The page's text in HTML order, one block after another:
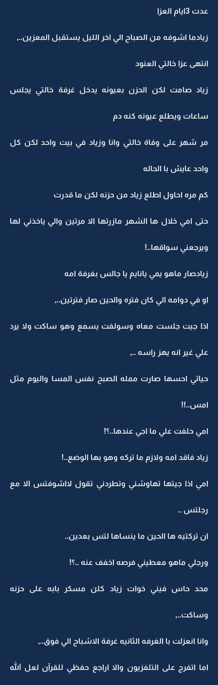
عدت 3ايام العزا
زيادما اشوفه من الصباح الي اخر الليل يستقبل المعزين..,
انتهى عزا خالتي العنود
زياد صامت لكن الحزن بعيونه يدخل غرفة خالتي يجلس
ساعات ويطلع عيونه كنه دم
مر شهر على وفاة خالتي وانا وزياد في بيت واحد لكن كل
واحد عايش با الحاله
كم مره احاول اطلع زياد من حزنه لكن ما قدرت
حتى امي خلال ها الشهر مازرتها الا مرتين والي ياخذني لها
ويرجعني سواقها..!
زيادصار ماهو يمي يانايم يا جالس بغرفة امه
او في دوامه الي كان فتره والحين صار فترتين..,
اذا جيت جلست معاه وسولفت يسمع وهو ساكت ولا يرد
علي غير انه يهز راسه ..,
حياتي احسها صارت ممله الصبح نفس المسا واليوم مثل
امس..!!
امي حلفت علي ما اجي عندها..؟!
زياد فاقد امه ولازم ما تركه وهو بها الوضع..!
امي اذا جيتها تهاوشني وتطردني تقول لااشوفتس الا مع
رجلتس ..
ان تركتيه ها الحين ما ينساها لتس بعدين..
ورجلي ماهو معطيني فرصه اخفف عنه ..؟!
محد حاس فيني خوات زياد كلن مسكر بابه على حزنه
وساكت..,
وانا انعزلت با الغرفه الثانيه غرفة الاشباح الي فوق..,
اما اتفرج على التلفزيون والا اراجع حفظي للقرآن لعل الله